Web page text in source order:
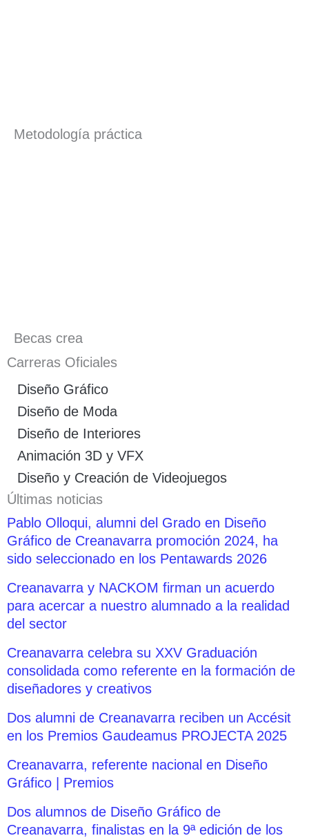
Metodología práctica
Becas crea
Carreras Oficiales
Diseño Gráfico
Diseño de Moda
Diseño de Interiores
Animación 3D y VFX
Diseño y Creación de Videojuegos
Últimas noticias
Pablo Olloqui, alumni del Grado en Diseño
Gráfico de Creanavarra promoción 2024, ha
sido seleccionado en los Pentawards 2026
Creanavarra y NACKOM firman un acuerdo
para acercar a nuestro alumnado a la realidad
del sector
Creanavarra celebra su XXV Graduación
consolidada como referente en la formación de
diseñadores y creativos
Dos alumni de Creanavarra reciben un Accésit
en los Premios Gaudeamus PROJECTA 2025
Creanavarra, referente nacional en Diseño
Gráfico | Premios
Dos alumnos de Diseño Gráfico de
Creanavarra, finalistas en la 9ª edición de los